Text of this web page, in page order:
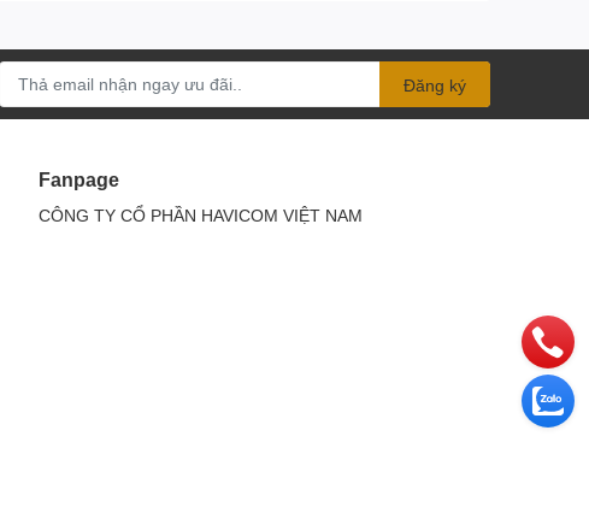
Đăng ký
Fanpage
CÔNG TY CỔ PHẦN HAVICOM VIỆT NAM